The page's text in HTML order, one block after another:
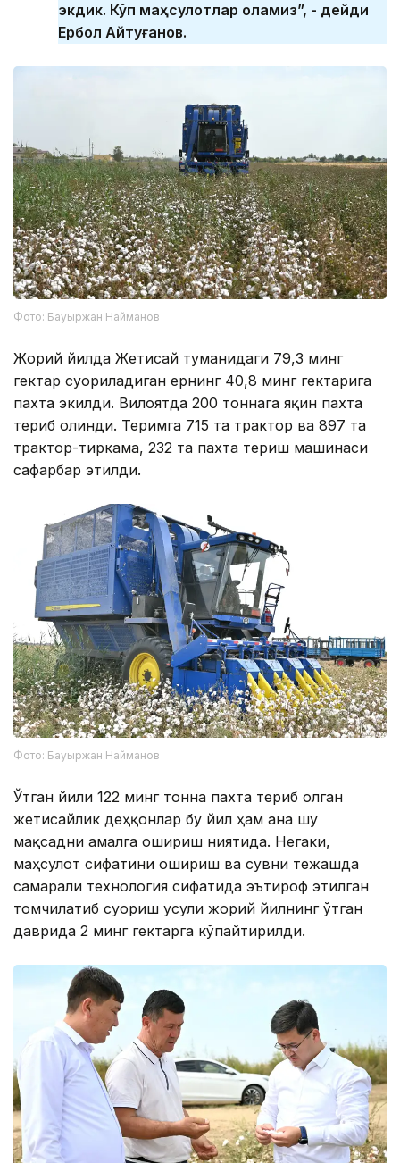
экдик. Кўп маҳсулотлар оламиз”, - дейди
Ербол Айтуғанов.
Фото: Бауыржан Найманов
Жорий йилда Жетисай туманидаги 79,3 минг
гектар суғориладиган ернинг 40,8 минг гектарига
пахта экилди. Вилоятда 200 тоннага яқин пахта
териб олинди. Теримга 715 та трактор ва 897 та
трактор-тиркама, 232 та пахта териш машинаси
сафарбар этилди.
Фото: Бауыржан Найманов
Ўтган йили 122 минг тонна пахта териб олган
жетисайлик деҳқонлар бу йил ҳам ана шу
мақсадни амалга ошириш ниятида. Негаки,
маҳсулот сифатини ошириш ва сувни тежашда
самарали технология сифатида эътироф этилган
томчилатиб суғориш усули жорий йилнинг ўтган
даврида 2 минг гектарга кўпайтирилди.